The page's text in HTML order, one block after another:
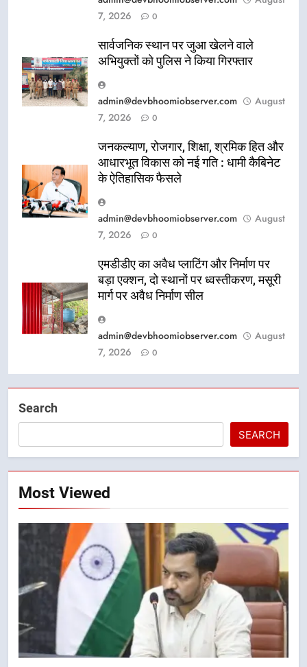
7, 2026
0
सार्वजनिक स्थान पर जुआ खेलने वाले
अभियुक्तों को पुलिस ने किया गिरफ्तार
admin@devbhoomiobserver.com
August
7, 2026
0
जनकल्याण, रोजगार, शिक्षा, श्रमिक हित और
आधारभूत विकास को नई गति : धामी कैबिनेट
के ऐतिहासिक फैसले
admin@devbhoomiobserver.com
August
7, 2026
0
एमडीडीए का अवैध प्लाटिंग और निर्माण पर
बड़ा एक्शन, दो स्थानों पर ध्वस्तीकरण, मसूरी
मार्ग पर अवैध निर्माण सील
admin@devbhoomiobserver.com
August
7, 2026
0
Search
SEARCH
Most Viewed